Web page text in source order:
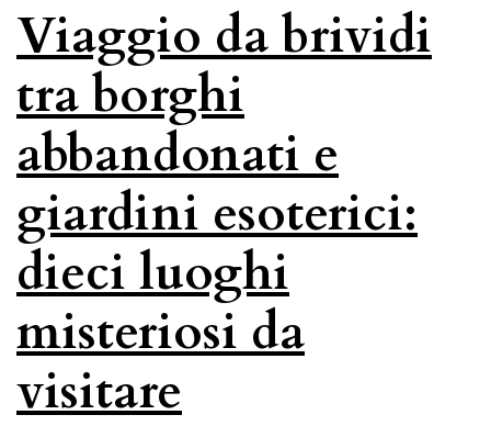
Viaggio da brividi
tra borghi
abbandonati e
giardini esoterici:
dieci luoghi
misteriosi da
visitare